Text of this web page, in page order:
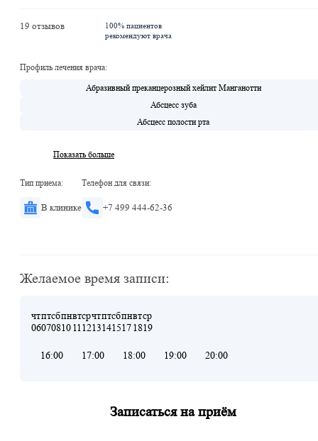
19 отзывов
100% пациентов
рекомендуют врача
Профиль лечения врача:
Абразивный преканцерозный хейлит Манганотти
Абсцесс зуба
Абсцесс полости рта
Показать больше
Тип приема:
В клинике
Телефон для связи:
+7 499 444-62-36
Желаемое время записи:
чт
06
пт
07
сб
08
пн
10
вт
11
ср
12
чт
13
пт
14
сб
15
пн
17
вт
18
ср
19
16:00 17:00 18:00 19:00 20:00
Записаться на приём